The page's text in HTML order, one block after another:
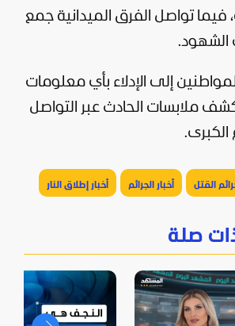
فيما تواصل الفرق الميدانية جمع
الشهود.
إلى الإدلاء بأي معلومات
ملابسات الحادث عبر التواصل
الكبرى.
القتل أخبار الجرائم أخبار إطلاق النار
صلة